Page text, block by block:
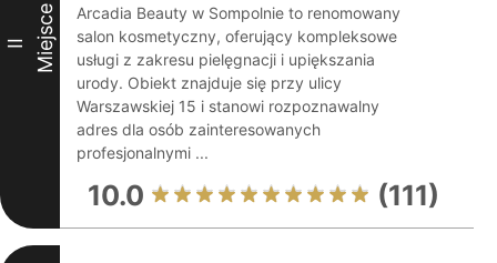
II Miejsce
Arcadia Beauty w Sompolnie to renomowany
salon kosmetyczny, oferujący kompleksowe
usługi z zakresu pielęgnacji i upiększania
urody. Obiekt znajduje się przy ulicy
Warszawskiej 15 i stanowi rozpoznawalny
adres dla osób zainteresowanych
profesjonalnymi ...
10.0 (111)